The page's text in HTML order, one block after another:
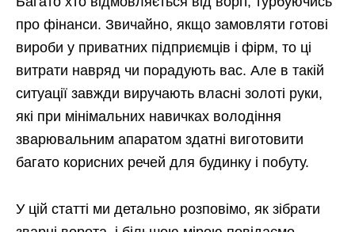
про фінанси. Звичайно, якщо замовляти готові
вироби у приватних підприємців і фірм, то ці
витрати навряд чи порадують вас. Але в такій
ситуації завжди виручають власні золоті руки,
які при мінімальних навичках володіння
зварювальним апаратом здатні виготовити
багато корисних речей для будинку і побуту.
У цій статті ми детально розповімо, як зібрати